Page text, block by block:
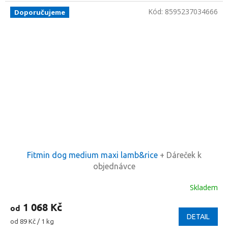
Doporučujeme
Fitmin dog medium maxi lamb&rice + Dáreček k
objednávce
Skladem
od 1 068 Kč
Měrná
od 89 Kč / 1 kg
DETAIL
Kód: 8595237034666